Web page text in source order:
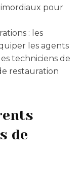
pour
: les
les agents
techniciens de
restauration
de